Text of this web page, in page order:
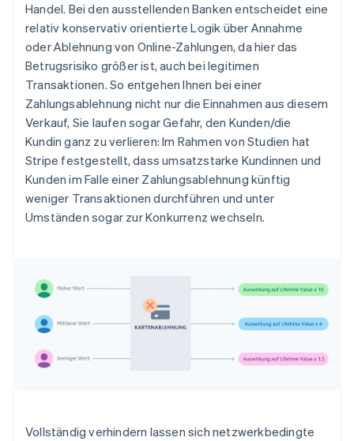
Handel. Bei den ausstellenden Banken entscheidet eine
relativ konservativ orientierte Logik über Annahme
oder Ablehnung von Online-Zahlungen, da hier das
Betrugsrisiko größer ist, auch bei legitimen
Transaktionen. So entgehen Ihnen bei einer
Zahlungsablehnung nicht nur die Einnahmen aus diesem
Verkauf, Sie laufen sogar Gefahr, den Kunden/die
Kundin ganz zu verlieren: Im Rahmen von Studien hat
Stripe festgestellt, dass umsatzstarke Kundinnen und
Kunden im Falle einer Zahlungsablehnung künftig
weniger Transaktionen durchführen und unter
Umständen sogar zur Konkurrenz wechseln.
Vollständig verhindern lassen sich netzwerkbedingte